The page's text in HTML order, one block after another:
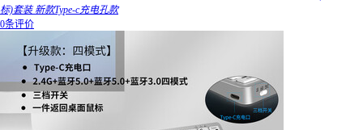
标)套装 新款Type-c充电孔款
0条评价